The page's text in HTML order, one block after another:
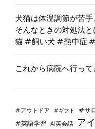
犬猫は体温調節が苦
そんなときの対処法
猫 #飼い犬 #熱中症
これから病院へ行っ
#アウトドア #ギフト #サ
#英語学習 AI英会話 ア